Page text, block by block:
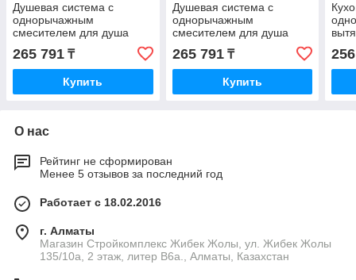
Душевая система с
однорычажным
смесителем для душа
Crometta E Crometta E 240
1jet Showerpipe
HG27284000
265 791 ₸
Купить
Душевая система с
однорычажным
смесителем для душа
Crometta S Showerpipe
240 1jet HG27269000
265 791₸
Купить
О нас
Рейтинг не сформирован
Менее 5 отзывов за последний год
Работает с 18.02.2016
г. Алматы
Магазин Стройкомплекс Жибек Жолы, ул. Жибек Жолы
135/10а, 2 этаж, литер В6а., Алматы, Казахстан